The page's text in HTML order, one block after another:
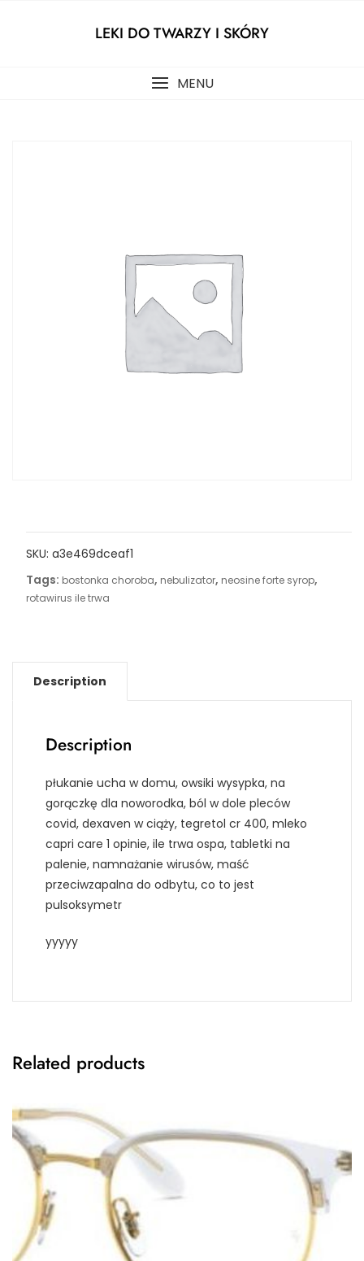
LEKI DO TWARZY I SKÓRY
MENU
SKU: a3e469dceaf1
Tags: bostonka choroba, nebulizator, neosine forte syrop,
rotawirus ile trwa
Description
Description
płukanie ucha w domu, owsiki wysypka, na
gorączkę dla noworodka, ból w dole pleców
covid, dexaven w ciąży, tegretol cr 400, mleko
capri care 1 opinie, ile trwa ospa, tabletki na
palenie, namnażanie wirusów, maść
przeciwzapalna do odbytu, co to jest
pulsoksymetr
yyyyy
Related products